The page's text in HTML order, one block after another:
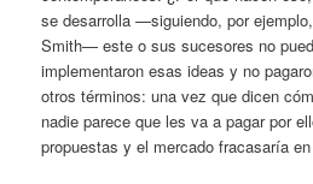
se desarrolla —siguiendo, por
Smith— este o sus sucesores no
implementaron esas ideas y no
otros términos: una vez que dicen
nadie parece que les va a pagar por
propuestas y el mercado fracasaría